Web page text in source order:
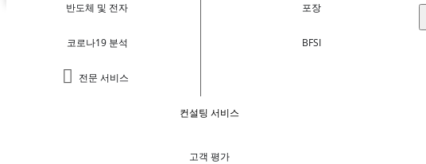
반도체 및 전자
코로나19 분석
전문 서비스
포장
BFSI
컨설팅 서비스
고객 평가